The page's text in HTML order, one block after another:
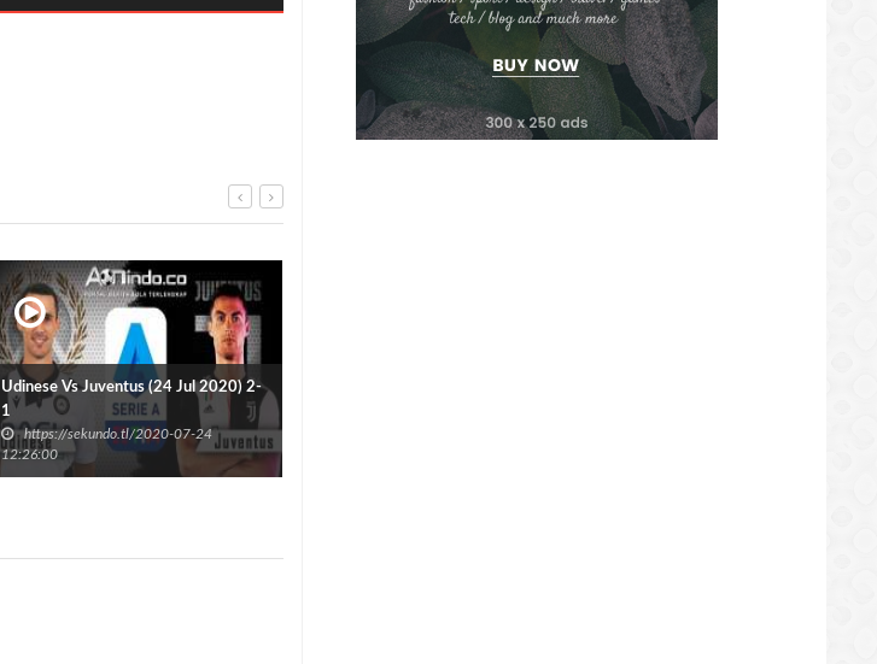
Udinese Vs Juventus (24 Jul 2020) 2-
1
https://sekundo.tl/2020-07-24
12:26:00